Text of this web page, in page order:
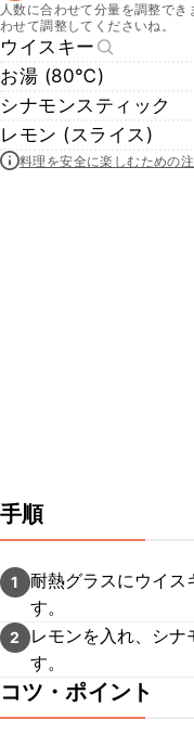
人数に合わせて分量を調整で
わせて調整してくださいね。
ウイスキー
お湯 (80℃)
シナモンスティック
レモン (スライス)
料理を安全に楽しむための
手順
1
耐熱グラスにウイス
す。
2
レモンを入れ、シ
す。
コツ・ポイント